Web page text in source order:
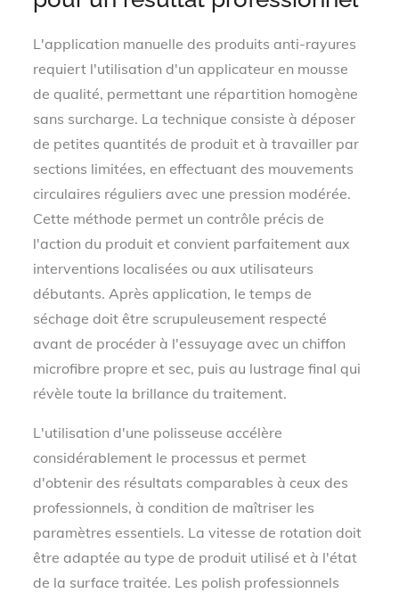
L'application manuelle des produits anti-rayures
requiert l'utilisation d'un applicateur en mousse
de qualité, permettant une répartition homogène
sans surcharge. La technique consiste à déposer
de petites quantités de produit et à travailler par
sections limitées, en effectuant des mouvements
circulaires réguliers avec une pression modérée.
Cette méthode permet un contrôle précis de
l'action du produit et convient parfaitement aux
interventions localisées ou aux utilisateurs
débutants. Après application, le temps de
séchage doit être scrupuleusement respecté
avant de procéder à l'essuyage avec un chiffon
microfibre propre et sec, puis au lustrage final qui
révèle toute la brillance du traitement.
L'utilisation d'une polisseuse accélère
considérablement le processus et permet
d'obtenir des résultats comparables à ceux des
professionnels, à condition de maîtriser les
paramètres essentiels. La vitesse de rotation doit
être adaptée au type de produit utilisé et à l'état
de la surface traitée. Les polish professionnels